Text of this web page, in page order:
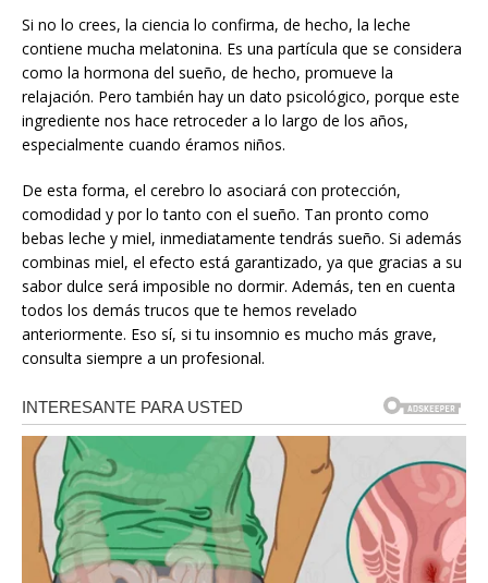
Si no lo crees, la ciencia lo confirma, de hecho, la leche
contiene mucha melatonina. Es una partícula que se considera
como la hormona del sueño, de hecho, promueve la
relajación. Pero también hay un dato psicológico, porque este
ingrediente nos hace retroceder a lo largo de los años,
especialmente cuando éramos niños.
De esta forma, el cerebro lo asociará con protección,
comodidad y por lo tanto con el sueño. Tan pronto como
bebas leche y miel, inmediatamente tendrás sueño. Si además
combinas miel, el efecto está garantizado, ya que gracias a su
sabor dulce será imposible no dormir. Además, ten en cuenta
todos los demás trucos que te hemos revelado
anteriormente. Eso sí, si tu insomnio es mucho más grave,
consulta siempre a un profesional.